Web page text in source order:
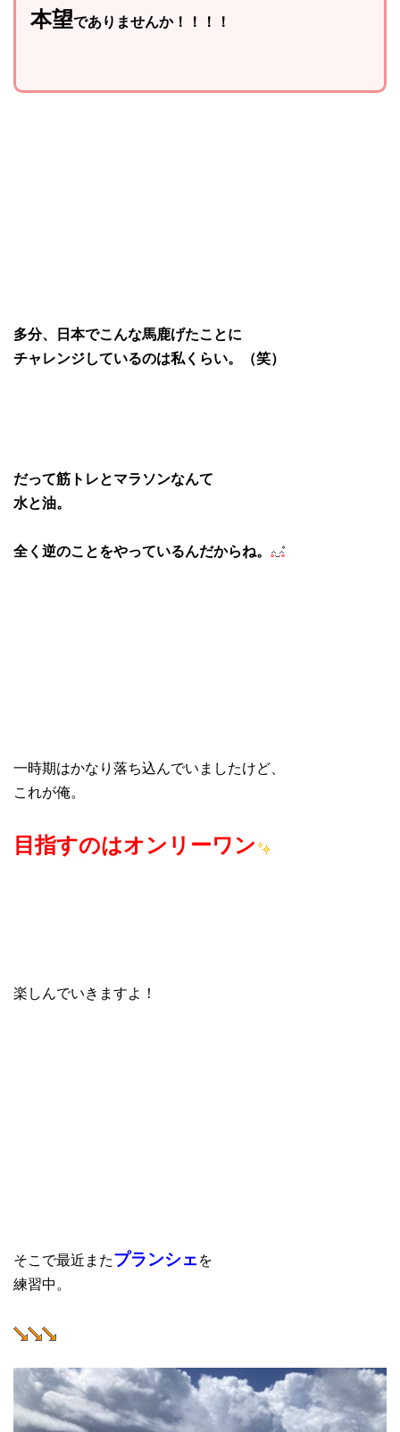
本望でありませんか！！！！
多分、日本でこんな馬鹿げたことに
チャレンジしているのは私くらい。（笑）
だって筋トレとマラソンなんて
水と油。
全く逆のことをやっているんだからね。
一時期はかなり落ち込んでいましたけど、
これが俺。
目指すのはオンリーワン
楽しんでいきますよ！
そこで最近またプランシェを
練習中。